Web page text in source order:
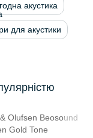
акустика
для акустики